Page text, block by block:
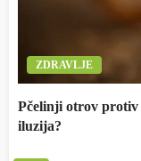
ZDRAVLJE
Pčelinji otrov protiv
iluzija?